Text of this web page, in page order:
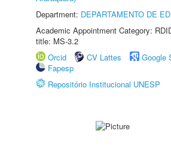
Department: DEPARTAMENTO DE
Academic Appointment Category:
title: MS-3.2
Orcid
CV Lattes
Google
Fapesp
Repositório Institucional UNESP